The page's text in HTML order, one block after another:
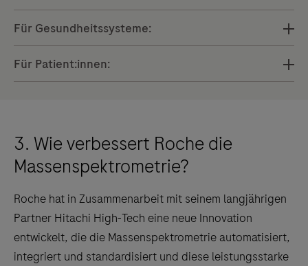
Für Gesundheitssysteme:
Für Patient:innen:
3. Wie verbessert Roche die
Massenspektrometrie?
Roche hat in Zusammenarbeit mit seinem langjährigen
Partner Hitachi High-Tech eine neue Innovation
entwickelt, die die Massenspektrometrie automatisiert,
integriert und standardisiert und diese leistungsstarke